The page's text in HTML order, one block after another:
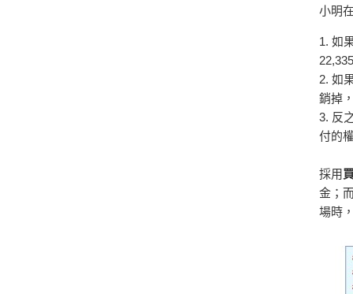
小明
1. 如
2. 如
銷掉
3. 反
付的
採用
金；
場時